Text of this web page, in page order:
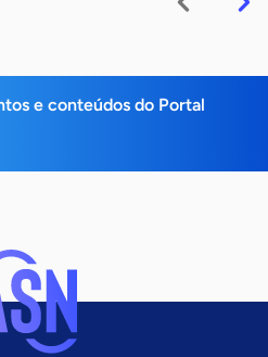
e conteúdos do Portal